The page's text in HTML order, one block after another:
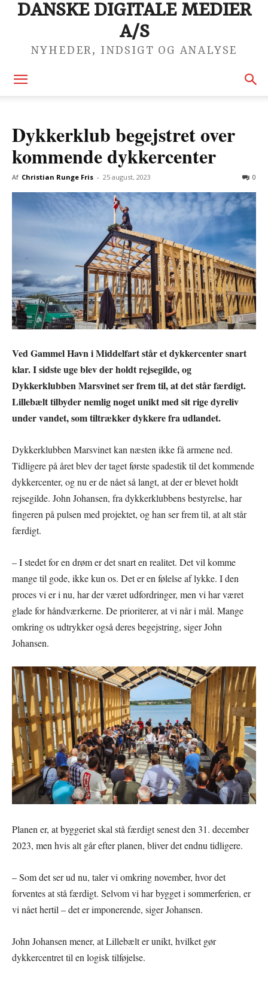
DANSKE DIGITALE MEDIER
A/S
NYHEDER, INDSIGT OG ANALYSE
Dykkerklub begejstret over
kommende dykkercenter
Af Christian Runge Fris - 25 august, 2023 0
Ved Gammel Havn i Middelfart står et dykkercenter snart
klar. I sidste uge blev der holdt rejsegilde, og
Dykkerklubben Marsvinet ser frem til, at det står færdigt.
Lillebælt tilbyder nemlig noget unikt med sit rige dyreliv
under vandet, som tiltrækker dykkere fra udlandet.
Dykkerklubben Marsvinet kan næsten ikke få armene ned.
Tidligere på året blev der taget første spadestik til det kommende
dykkercenter, og nu er de nået så langt, at der er blevet holdt
rejsegilde. John Johansen, fra dykkerklubbens bestyrelse, har
fingeren på pulsen med projektet, og han ser frem til, at alt står
færdigt.
– I stedet for en drøm er det snart en realitet. Det vil komme
mange til gode, ikke kun os. Det er en følelse af lykke. I den
proces vi er i nu, har der været udfordringer, men vi har været
glade for håndværkerne. De prioriterer, at vi når i mål. Mange
omkring os udtrykker også deres begejstring, siger John
Johansen.
Planen er, at byggeriet skal stå færdigt senest den 31. december
2023, men hvis alt går efter planen, bliver det endnu tidligere.
– Som det ser ud nu, taler vi omkring november, hvor det
forventes at stå færdigt. Selvom vi har bygget i sommerferien, er
vi nået hertil – det er imponerende, siger Johansen.
John Johansen mener, at Lillebælt er unikt, hvilket gør
dykkercentret til en logisk tilføjelse.